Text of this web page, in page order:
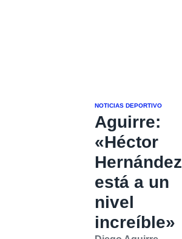
NOTICIAS DEPORTIVO
Aguirre:
«Héctor
Hernández
está a un
nivel
increíble»